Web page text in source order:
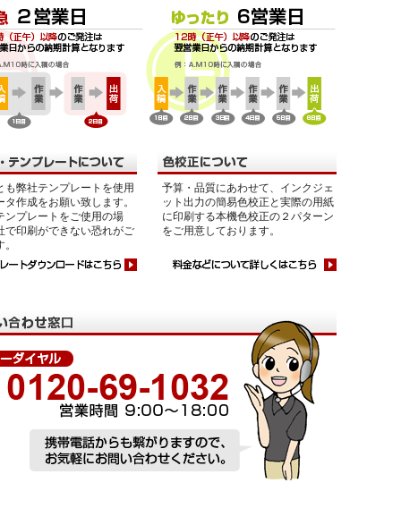
も弊社テンプレートを使用
タ作成をお願い致します。
ンプレートをご使用の場
で印刷ができない恐れがご
予算・品質にあわせて、インクジェ
ット出力の簡易色校正と実際の用紙
に印刷する本機色校正の２パターン
をご用意しております。